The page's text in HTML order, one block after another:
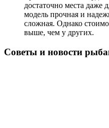
достаточно места даже
модель прочная и
сложная. Однако
выше, чем у других.
Советы и новости